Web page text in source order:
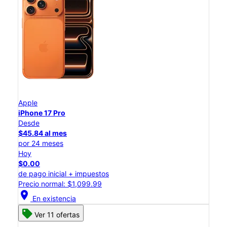
Apple
iPhone 17 Pro
Desde
$45.84 al mes
por 24 meses
Hoy
$0.00
de pago inicial + impuestos
Precio normal: $1,099.99
location_on En existencia
Ver 11 ofertas